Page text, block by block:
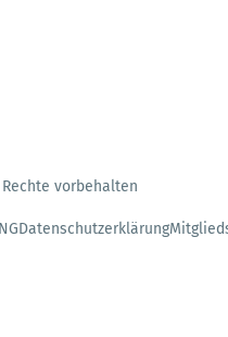
vorbehalten
Datenschutzerklärung